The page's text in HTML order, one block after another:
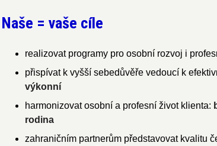
Naše = vaše cíle
realizovat programy pro osobní rozvoj i
přispívat k vyšší sebedůvěře vedoucí k
výkonní
harmonizovat osobní a profesní život klienta:
rodina
​zahraničním partnerům představovat kvalitu